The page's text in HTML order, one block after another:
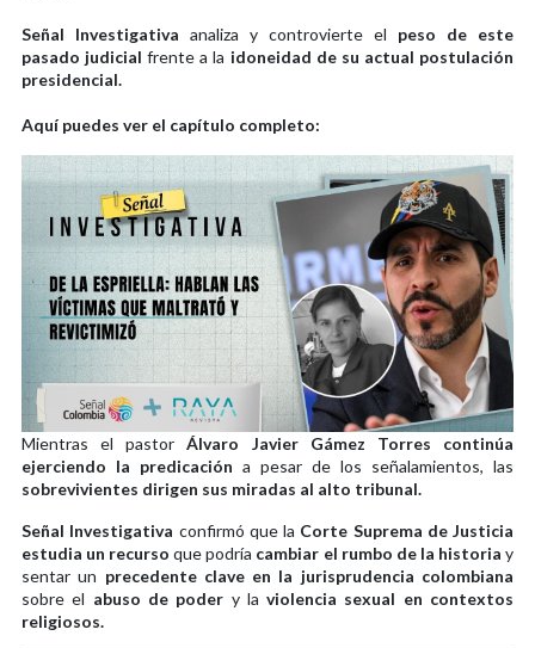
Señal Investigativa analiza y controvierte el peso de este
pasado judicial frente a la idoneidad de su actual postulación
presidencial.
Aquí puedes ver el capítulo completo:
Mientras el pastorÁlvaro Javier Gámez Torres continúa
ejerciendo la predicación a pesar de los señalamientos, las
sobrevivientes dirigen sus miradas al alto tribunal.
Señal Investigativa confirmó que la Corte Suprema de Justicia
estudia un recurso que podría cambiar el rumbo de la historia y
sentar un precedente clave en la jurisprudencia colombiana
sobre el abuso de poder y laviolencia sexual en contextos
religiosos.